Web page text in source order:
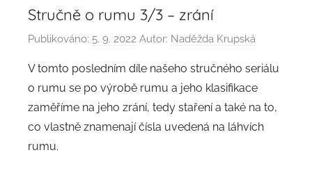
Stručně o rumu 3/3 – zrání
Publikováno: 5. 9. 2022 Autor: Naděžda Krupská
V tomto posledním díle našeho stručného seriálu
o rumu se po výrobě rumu a jeho klasifikace
zaměříme na jeho zrání, tedy staření a také na to,
co vlastně znamenají čísla uvedená na láhvích
rumu.